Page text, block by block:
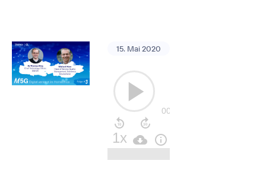
15. Mai 2020